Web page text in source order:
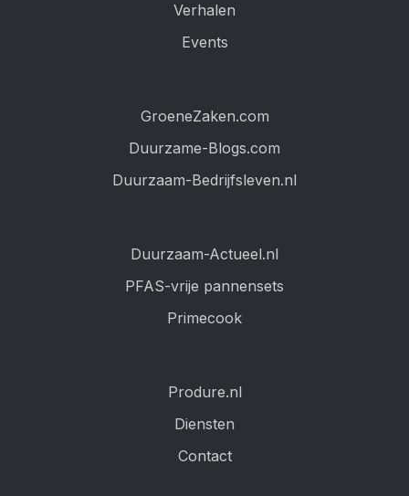
Verhalen
Events
GroeneZaken.com
Duurzame-Blogs.com
Duurzaam-Bedrijfsleven.nl
Duurzaam-Actueel.nl
PFAS-vrije pannensets
Primecook
Produre.nl
Diensten
Contact